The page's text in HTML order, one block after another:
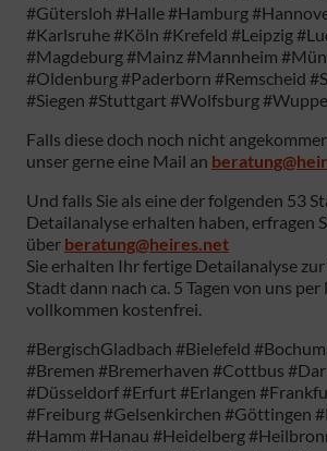
#Gütersloh #Halle #Hamburg
#Karlsruhe #Köln #Krefeld #Leipzig
#Magdeburg #Mainz #Mannheim
#Oldenburg #Paderborn #Remscheid
#Siegen #Stuttgart #Wolfsburg
Falls diese doch noch nicht
unser gerne eine Mail an
Und falls Sie als eine der folgenden 53
Detailanalyse erhalten haben, erfragen
über beratung@heires.net
Sie erhalten Ihr fertige Detailanalyse
Stadt dann nach ca. 5 Tagen von uns
vollkommen kostenfrei.
#BergischGladbach #Bielefeld
#Bremen #Bremerhaven #Cottbus
#Düsseldorf #Erfurt #Erlangen
#Freiburg #Gelsenkirchen #Göttingen
#Hamm #Hanau #Heidelberg